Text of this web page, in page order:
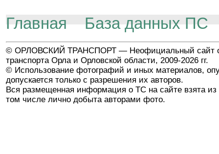
Главная
База данных ПС
© ОРЛОВСКИЙ ТРАНСПОРТ — Неофициальный сайт
транспорта Орла и Орловской области, 2009-2026 гг.
© Использование фотографий и иных материалов,
допускается только с разрешения их авторов.
Вся размещенная информация о ТС на сайте взята из
том числе лично добыта авторами фото.